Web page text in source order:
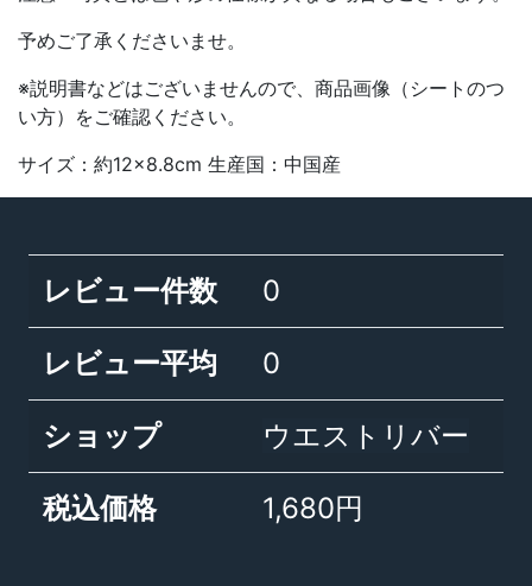
予めご了承くださいませ。
※説明書などはございませんので、商品画像（シートのつ
い方）をご確認ください。
サイズ：約12×8.8cm 生産国：中国産
レビュー件数 0
レビュー平均 0
ショップ ウエストリバー
税込価格 1,680円